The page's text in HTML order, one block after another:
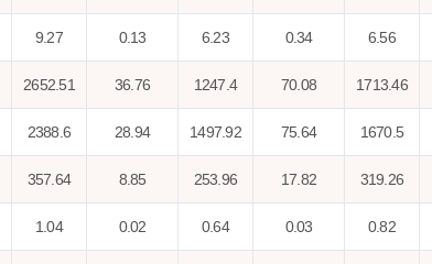
9.27 0.13 6.23 0.34 6.56
2652.51 36.76 1247.4 70.08 1713.46
2388.6 28.94 1497.92 75.64 1670.5
357.64 8.85 253.96 17.82 319.26
1.04 0.02 0.64 0.03 0.82